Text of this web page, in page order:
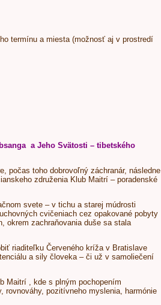
termínu a miesta (možnosť aj v prostredí
a Jeho Svätosti – tibetského
počas toho dobrovoľný záchranár, následne
združenia Klub Maitrí – poradenské
svete – v tichu a starej múdrosti
cvičeniach cez opakované pobyty
okrem zachraňovania duše sa stala
riaditeľku Červeného kríža v Bratislave
a sily človeka – či už v samoliečení
Maitrí , kde s plným pochopením
pozitívneho myslenia, harmónie